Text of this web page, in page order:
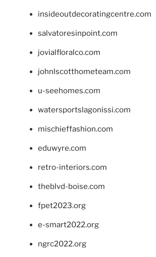
insideoutdecoratingcentre.com
salvatoresinpoint.com
jovialfloralco.com
johnlscotthometeam.com
u-seehomes.com
watersportslagonissi.com
mischieffashion.com
eduwyre.com
retro-interiors.com
theblvd-boise.com
fpet2023.org
e-smart2022.org
ngrc2022.org